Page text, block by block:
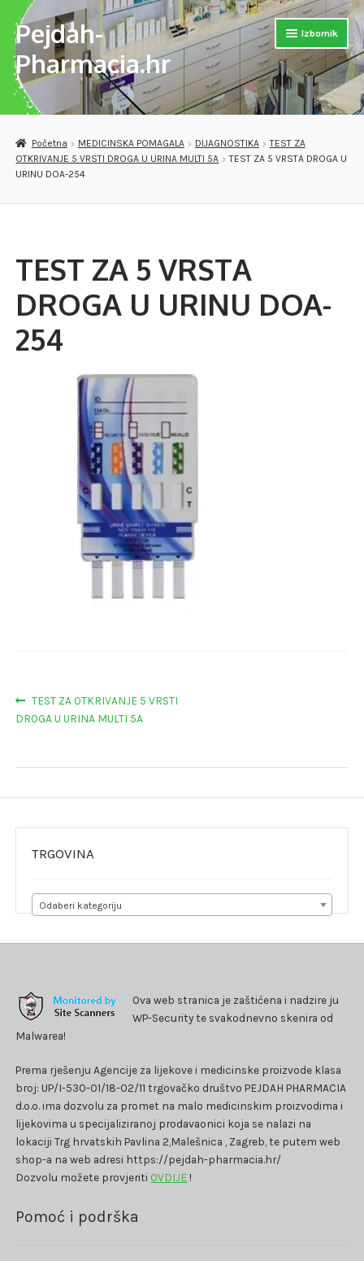
Preskoči
na
navigaciju
Skoči
do
sadržaja
Pejdah-
Pharmacia.hr
Izbornik
Naslovnica
Otvori
MEDICINSKA POMAGALA
VERSET PARFEMI
Početna MEDICINSKA POMAGALA DIJAGNOSTIKA
TEST ZA
OTKRIVANJE 5 VRSTI DROGA U URINA MULTI 5A
TEST ZA 5 VRSTA DROGA U
URINU DOA-254
TEST ZA 5 VRSTA
DROGA U URINU DOA-
254
Navigacija
objava
Prethodna
objava:
TEST ZA OTKRIVANJE 5 VRSTI
DROGA U URINA MULTI 5A
TRGOVINA
Odaberi kategoriju
Ova web stranica je zaštićena i nadzire ju
WP-Security te svakodnevno skenira od
Malwarea!
Prema rješenju Agencije za lijekove i medicinske proizvode klasa
broj: UP/I-530-01/18-02/11 trgovačko društvo PEJDAH PHARMACIA
d.o.o. ima dozvolu za promet na malo medicinskim proizvodima i
lijekovima u specijaliziranoj prodavaonici koja se nalazi na
lokaciji Trg hrvatskih Pavlina 2,Malešnica , Zagreb, te putem web
shop-a na web adresi https://pejdah-pharmacia.hr/
Dozvolu možete provjeriti OVDIJE !
Pomoć i podrška